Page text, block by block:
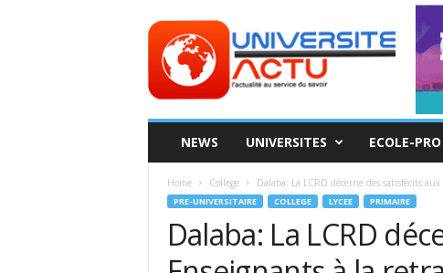
ACTU
NEWS UNIVERSITES ECOLE-PRO
Home College Dalaba: La LCRD décerne des satisfécits
PRE-UNIVERSITAIRE COLLEGE LYCEE PRIMAIRE
Dalaba: La LCRD